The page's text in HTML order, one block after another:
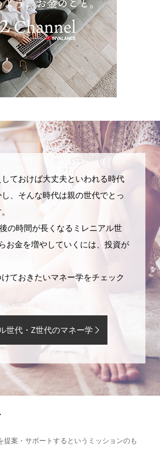
ておけば大丈夫といわれる時代
、そんな時代は親の世代でとっ
の時間が長くなるミレニアル世
お金を増やしていくには、投資が
ておきたいマネー学をチェック
世代・Z世代のマネー学
提案・サポートするというミッションのも